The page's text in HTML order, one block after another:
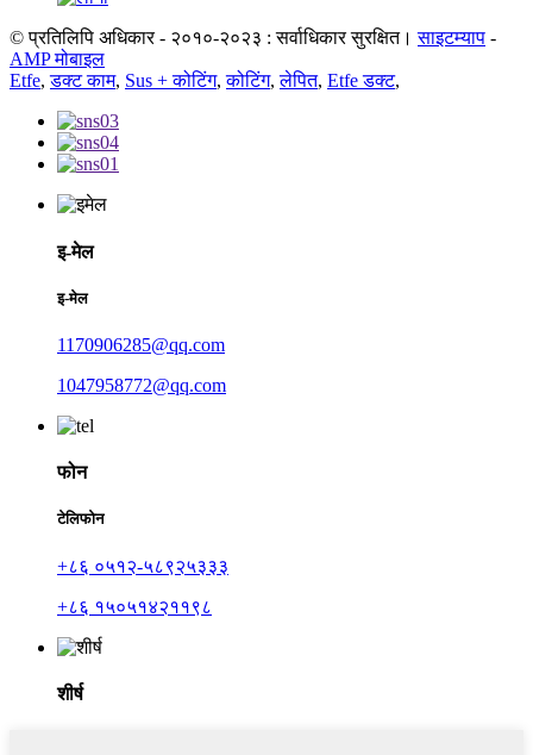
© प्रतिलिपि अधिकार - २०१०-२०२३ : सर्वाधिकार सुरक्षित। साइटम्याप -
AMP मोबाइल
Etfe,डक्ट काम, Sus + कोटिंग,कोटिंग,लेपित, Etfe डक्ट,
इ-मेल
इ-मेल
1170906285@qq.com
1047958772@qq.com
फोन
टेलिफोन
+८६ ०५१२-५८९२५३३३
+८६ १५०५१४२११९८
शीर्ष